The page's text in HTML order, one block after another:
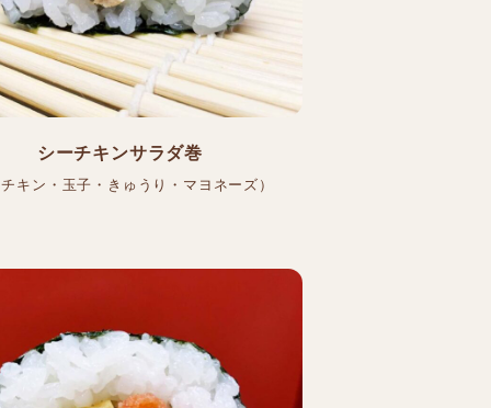
シーチキンサラダ巻
キン・玉子・きゅうり・マヨネーズ）